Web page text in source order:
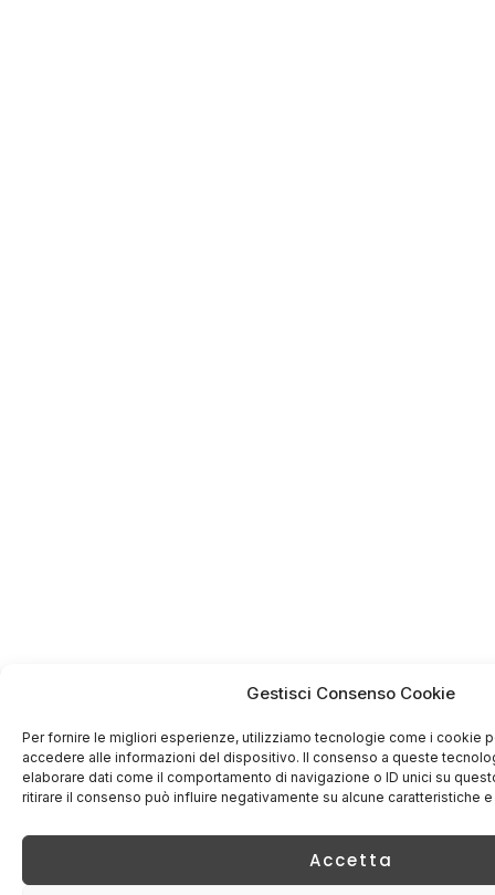
Gestisci Consenso Cookie
Per fornire le migliori esperienze, utilizziamo tecnologie come i cookie
accedere alle informazioni del dispositivo. Il consenso a queste
elaborare dati come il comportamento di navigazione o ID unici su
ritirare il consenso può influire negativamente su alcune caratteristiche
Accetta